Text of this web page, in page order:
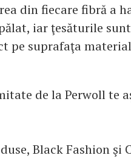
din fiecare fibră a
iar ţesăturile
pe suprafaţa
de la Perwoll te
Black Fashion şi